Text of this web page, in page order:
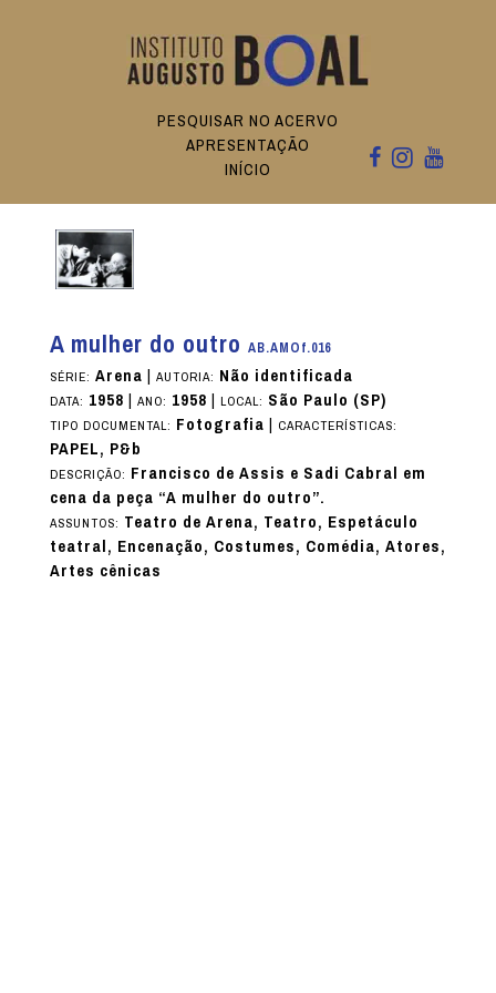
PESQUISAR NO ACERVO
APRESENTAÇÃO
INÍCIO
A mulher do outro AB.AMOf.016
SÉRIE: Arena| AUTORIA: Não identificada
DATA: 1958| ANO: 1958| LOCAL: São Paulo (SP)
TIPO DOCUMENTAL: Fotografia| CARACTERÍSTICAS:
PAPEL, P&b
DESCRIÇÃO: Francisco de Assis e Sadi Cabral em
cena da peça “A mulher do outro”.
ASSUNTOS: Teatro de Arena, Teatro, Espetáculo
teatral, Encenação, Costumes, Comédia, Atores,
Artes cênicas